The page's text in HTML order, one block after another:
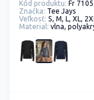
Kód produktu: Fr
Značka: Tee Jays
Veľkosť: S, M, L, XL,
Material: vlna,